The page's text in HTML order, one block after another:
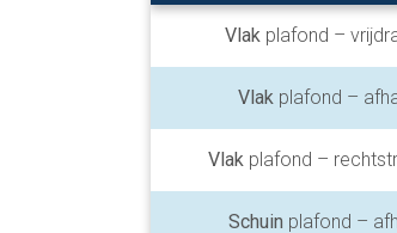
Vlak plafond –
Vlak plafond –
Vlak plafond –
Schuin plafond –